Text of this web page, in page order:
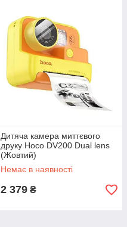
Дитяча камера миттєвого
друку Hoco DV200 Dual lens
(Жовтий)
Немає в наявності
2 379 ₴